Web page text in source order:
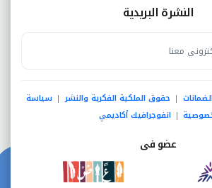
النشرة البريدية
| حقوق الملكية الفكرية والنشر | سياسة
| انفوجرافيك أكاديمي
عضو فى